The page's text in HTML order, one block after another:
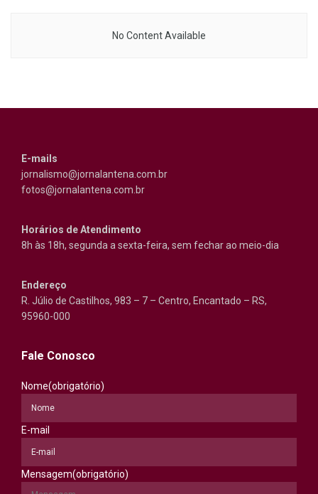
No Content Available
E-mails
jornalismo@jornalantena.com.br
fotos@jornalantena.com.br
Horários de Atendimento
8h às 18h, segunda a sexta-feira, sem fechar ao meio-dia
Endereço
R. Júlio de Castilhos, 983 – 7 – Centro, Encantado – RS,
95960-000
Fale Conosco
Nome(obrigatório)
E-mail
Mensagem(obrigatório)